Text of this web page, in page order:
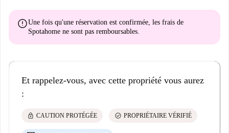
errorUne fois qu'une réservation est confirmée, les frais de
Spotahome ne sont pas remboursables.
Et rappelez-vous, avec cette propriété vous aurez
:
lock CAUTION PROTÉGÉE check_circle PROPRIÉTAIRE VÉRIFIÉ